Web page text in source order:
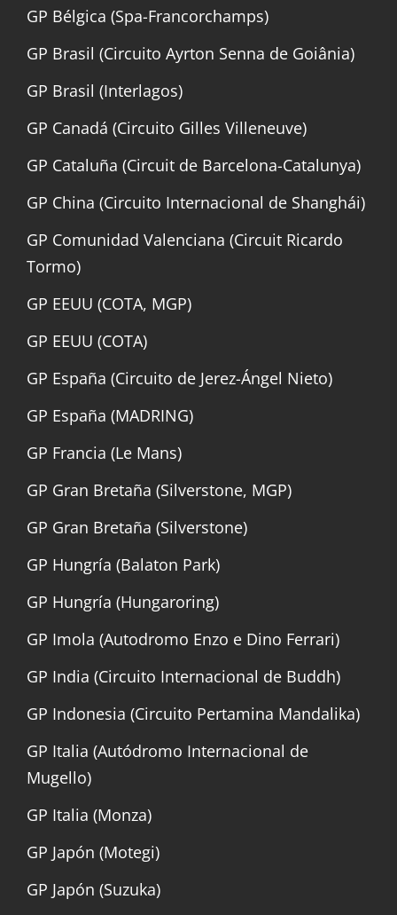
GP Bélgica (Spa-Francorchamps)
GP Brasil (Circuito Ayrton Senna de Goiânia)
GP Brasil (Interlagos)
GP Canadá (Circuito Gilles Villeneuve)
GP Cataluña (Circuit de Barcelona-Catalunya)
GP China (Circuito Internacional de Shanghái)
GP Comunidad Valenciana (Circuit Ricardo
Tormo)
GP EEUU (COTA, MGP)
GP EEUU (COTA)
GP España (Circuito de Jerez-Ángel Nieto)
GP España (MADRING)
GP Francia (Le Mans)
GP Gran Bretaña (Silverstone, MGP)
GP Gran Bretaña (Silverstone)
GP Hungría (Balaton Park)
GP Hungría (Hungaroring)
GP Imola (Autodromo Enzo e Dino Ferrari)
GP India (Circuito Internacional de Buddh)
GP Indonesia (Circuito Pertamina Mandalika)
GP Italia (Autódromo Internacional de
Mugello)
GP Italia (Monza)
GP Japón (Motegi)
GP Japón (Suzuka)